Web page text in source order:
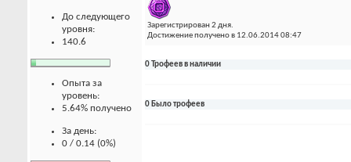
До следующего
уровня:
140.6
Опыта за
уровень:
5.64% получено
За день:
0 / 0.14 (0%)
Зарегистрирован 2 дня.
Достижение получено в 12.06.2014 08:47
0 Трофеев в наличии
0 Было трофеев